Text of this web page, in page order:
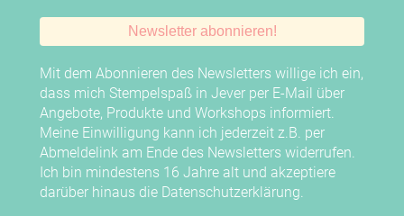
Mit dem Abonnieren des Newsletters willige ich ein,
dass mich Stempelspaß in Jever per E-Mail über
Angebote, Produkte und Workshops informiert.
Meine Einwilligung kann ich jederzeit z.B. per
Abmeldelink am Ende des Newsletters widerrufen.
Ich bin mindestens 16 Jahre alt und akzeptiere
darüber hinaus die Datenschutzerklärung.